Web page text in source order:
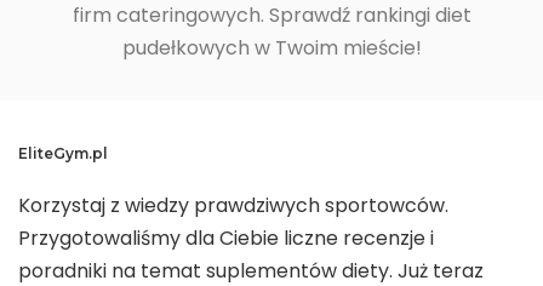
firm cateringowych. Sprawdź rankingi diet
pudełkowych w Twoim mieście!
EliteGym.pl
Korzystaj z wiedzy prawdziwych sportowców.
Przygotowaliśmy dla Ciebie liczne recenzje i
poradniki na temat suplementów diety. Już teraz